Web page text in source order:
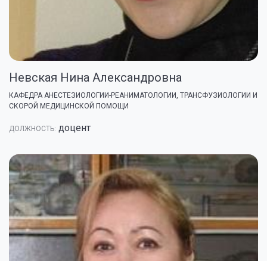
Невская Нина Александровна
КАФЕДРА АНЕСТЕЗИОЛОГИИ-РЕАНИМАТОЛОГИИ, ТРАНСФУЗИОЛОГИИ И
СКОРОЙ МЕДИЦИНСКОЙ ПОМОЩИ
ДОЛЖНОСТЬ: доцент